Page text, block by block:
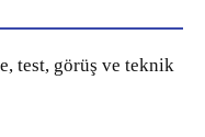
test, görüş ve teknik